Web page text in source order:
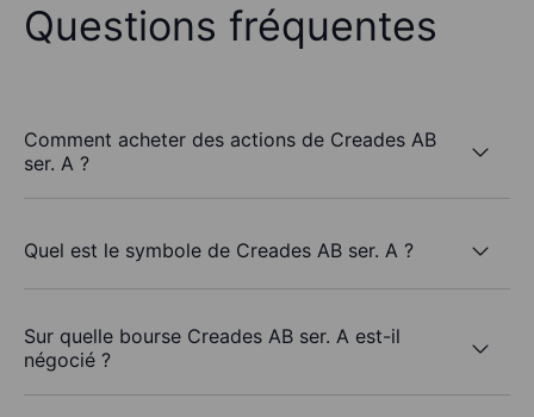
Questions fréquentes
Comment acheter des actions de Creades AB
ser. A ?
Quel est le symbole de Creades AB ser. A ?
Sur quelle bourse Creades AB ser. A est-il
négocié ?